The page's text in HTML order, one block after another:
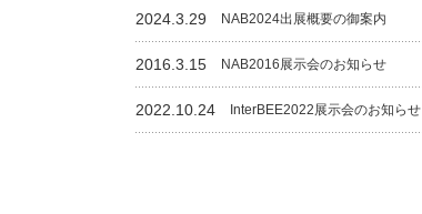
2024.3.29 NAB2024出展概要の御案内
2016.3.15 NAB2016展示会のお知らせ
2022.10.24 InterBEE2022展示会のお知らせ